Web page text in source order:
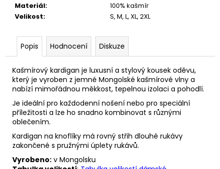
Materiál:
100% kašmír
Velikost: S, M, L, XL, 2XL
Popis Hodnocení Diskuze
Kašmírový kardigan je luxusní a stylový kousek oděvu,
který je vyroben z jemné Mongolské kašmírové vlny a
nabízí mimořádnou měkkost, tepelnou izolaci a pohodlí.
Je ideální pro každodenní nošení nebo pro speciální
příležitosti a lze ho snadno kombinovat s různými
oblečením.
Kardigan na knoflíky má rovný střih dlouhé rukávy
zakončené s pružnými úplety rukávů.
Vyrobeno: v Mongolsku